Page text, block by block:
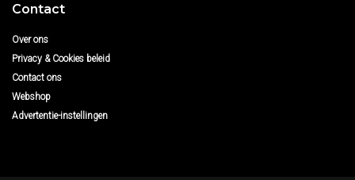
Contact
Over ons
Privacy & Cookies beleid
Contact ons
Webshop
Advertentie-instellingen